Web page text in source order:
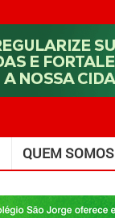
QUEM SOMOS